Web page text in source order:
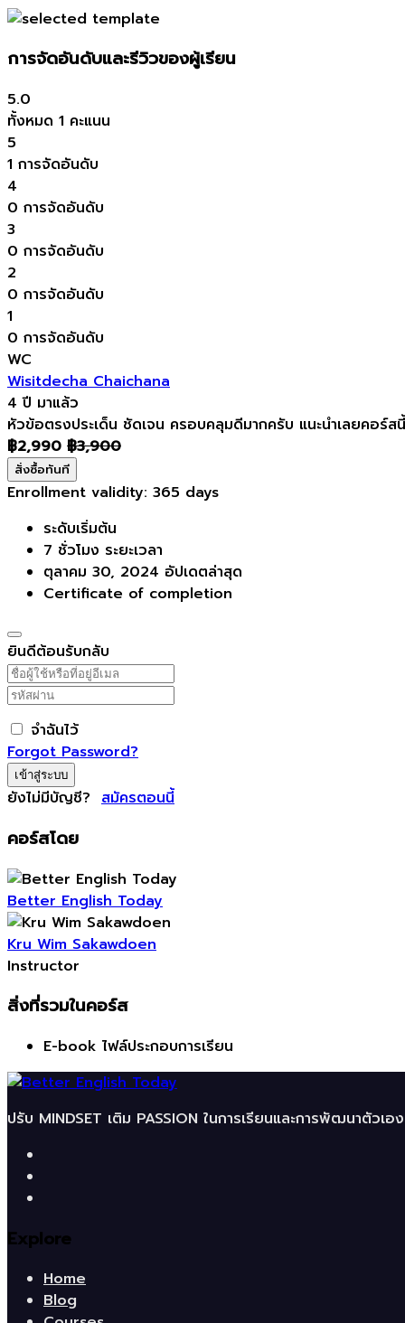
การจัดอันดับและรีวิวของผู้เรียน
5.0
ทั้งหมด 1 คะแนน
5
1 การจัดอันดับ
4
0 การจัดอันดับ
3
0 การจัดอันดับ
2
0 การจัดอันดับ
1
0 การจัดอันดับ
WC
Wisitdecha Chaichana
4 ปี มาแล้ว
หัวข้อตรงประเด็น ชัดเจน ครอบคลุมดีมากครับ แนะนำเลยคอร์ส
฿2,990 ฿3,900
สั่งซื้อทันที
Enrollment validity: 365 days
ระดับเริ่มต้น
7 ชั่วโมง ระยะเวลา
ตุลาคม 30, 2024 อัปเดตล่าสุด
Certificate of completion
ยินดีต้อนรับกลับ
จำฉันไว้
Forgot Password?
เข้าสู่ระบบ
ยังไม่มีบัญชี? สมัครตอนนี้
คอร์สโดย
Better English Today
Kru Wim Sakawdoen
Instructor
สิ่งที่รวมในคอร์ส
E-book ไฟล์ประกอบการเรียน
ปรับ MINDSET เติม PASSION ในการเรียนและการพัฒนาตัวเอง
Explore
Home
Blog